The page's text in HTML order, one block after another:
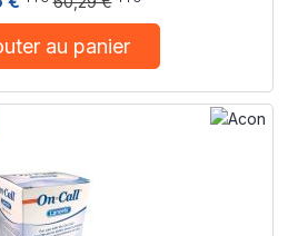
au panier